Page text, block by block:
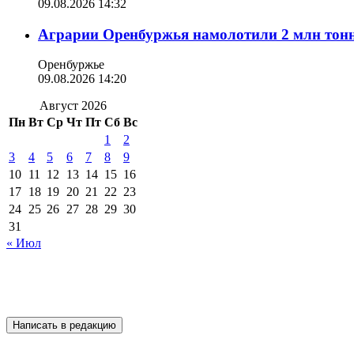
09.08.2026 14:32
Аграрии Оренбуржья намолотили 2 млн
Оренбуржье
09.08.2026 14:20
Август 2026
Пн Вт Ср Чт Пт Сб Вс
1
2
3
4 5 6 7 8
9
10 11 12 13 14 15 16
17 18 19 20 21 22 23
24 25 26 27 28 29 30
31
« Июл
Написать в редакцию